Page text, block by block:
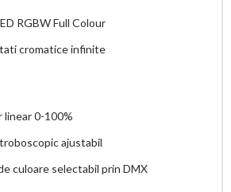
RGBW Full Colour
cromatice infinite
linear 0-100%
ajustabil
culoare selectabil prin DMX